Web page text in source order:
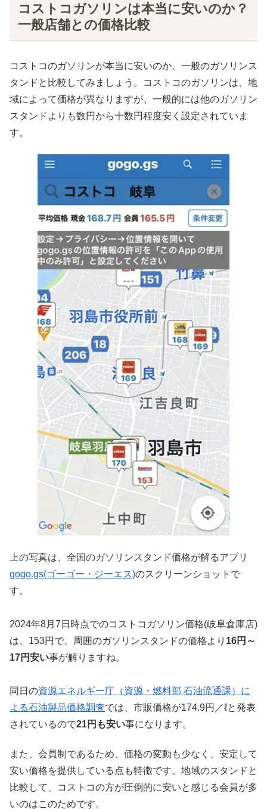
コストコガソリンは本当に安いのか？
一般店舗との価格比較
コストコのガソリンが本当に安いのか、一般のガソリンス
タンドと比較してみましょう。コストコのガソリンは、地
域によって価格が異なりますが、一般的には他のガソリン
スタンドよりも数円から十数円程度安く設定されていま
す。
上の写真は、全国のガソリンスタンド価格が解るアプリ
gogo.gs(ゴーゴー・ジーエス)のスクリーンショットで
す。
2024年8月7日時点でのコストコガソリン価格(岐阜倉庫店)
は、153円で、周囲のガソリンスタンドの価格より 16円～
17円安い事が解りますね。
同日の資源エネルギー庁（資源・燃料部 石油流通課）に
よる石油製品価格調査では、市販価格が174.9円／ℓと発表
されているので21円も安い事になります。
また、会員制であるため、価格の変動も少なく、安定して
安い価格を提供している点も特徴です。地域のスタンドと
比較して、コストコの方が圧倒的に安いと感じる会員が多
いのはこのためです。